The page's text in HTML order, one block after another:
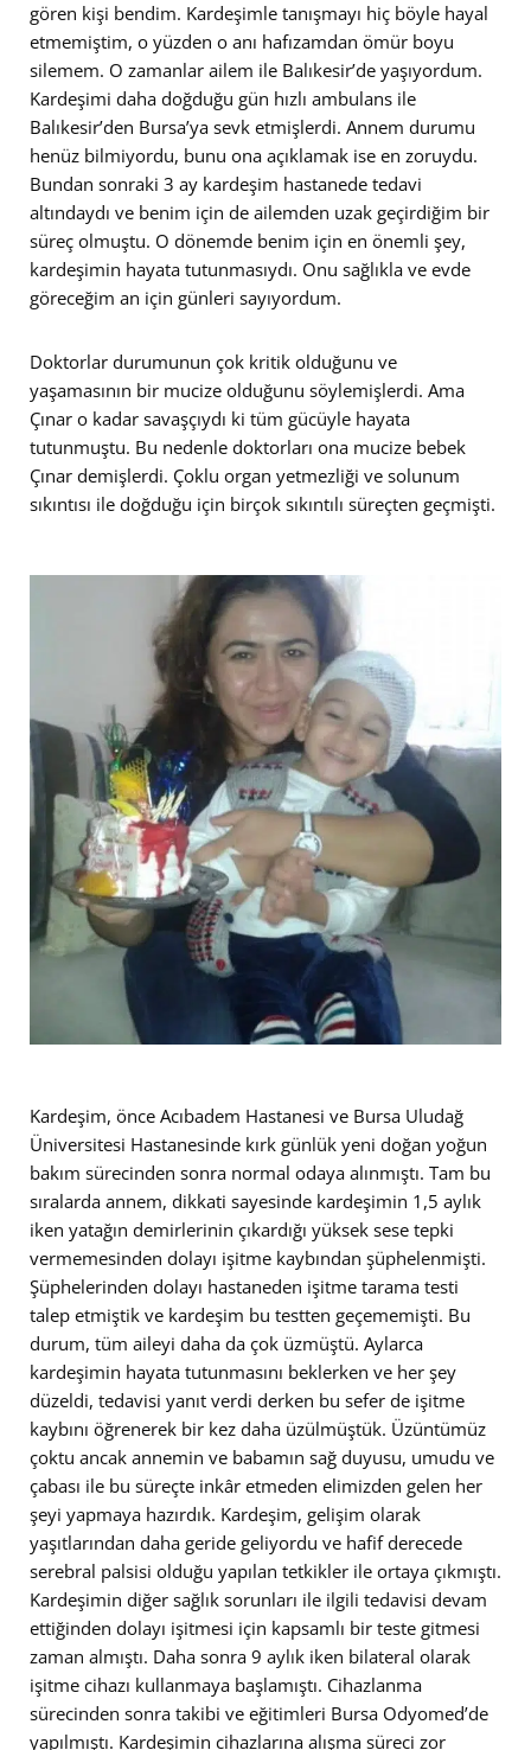
gören kişi bendim. Kardeşimle tanışmayı hiç böyle hayal
etmemiştim, o yüzden o anı hafızamdan ömür boyu
silemem. O zamanlar ailem ile Balıkesir’de yaşıyordum.
Kardeşimi daha doğduğu gün hızlı ambulans ile
Balıkesir’den Bursa’ya sevk etmişlerdi. Annem durumu
henüz bilmiyordu, bunu ona açıklamak ise en zoruydu.
Bundan sonraki 3 ay kardeşim hastanede tedavi
altındaydı ve benim için de ailemden uzak geçirdiğim bir
süreç olmuştu. O dönemde benim için en önemli şey,
kardeşimin hayata tutunmasıydı. Onu sağlıkla ve evde
göreceğim an için günleri sayıyordum.
Doktorlar durumunun çok kritik olduğunu ve
yaşamasının bir mucize olduğunu söylemişlerdi. Ama
Çınar o kadar savaşçıydı ki tüm gücüyle hayata
tutunmuştu. Bu nedenle doktorları ona mucize bebek
Çınar demişlerdi. Çoklu organ yetmezliği ve solunum
sıkıntısı ile doğduğu için birçok sıkıntılı süreçten geçmişti.
Kardeşim, önce Acıbadem Hastanesi ve Bursa Uludağ
Üniversitesi Hastanesinde kırk günlük yeni doğan yoğun
bakım sürecinden sonra normal odaya alınmıştı. Tam bu
sıralarda annem, dikkati sayesinde kardeşimin 1,5 aylık
iken yatağın demirlerinin çıkardığı yüksek sese tepki
vermemesinden dolayı işitme kaybından şüphelenmişti.
Şüphelerinden dolayı hastaneden işitme tarama testi
talep etmiştik ve kardeşim bu testten geçememişti. Bu
durum, tüm aileyi daha da çok üzmüştü. Aylarca
kardeşimin hayata tutunmasını beklerken ve her şey
düzeldi, tedavisi yanıt verdi derken bu sefer de işitme
kaybını öğrenerek bir kez daha üzülmüştük. Üzüntümüz
çoktu ancak annemin ve babamın sağ duyusu, umudu ve
çabası ile bu süreçte inkâr etmeden elimizden gelen her
şeyi yapmaya hazırdık. Kardeşim, gelişim olarak
yaşıtlarından daha geride geliyordu ve hafif derecede
serebral palsisi olduğu yapılan tetkikler ile ortaya çıkmıştı.
Kardeşimin diğer sağlık sorunları ile ilgili tedavisi devam
ettiğinden dolayı işitmesi için kapsamlı bir teste gitmesi
zaman almıştı. Daha sonra 9 aylık iken bilateral olarak
işitme cihazı kullanmaya başlamıştı. Cihazlanma
sürecinden sonra takibi ve eğitimleri Bursa Odyomed’de
yapılmıştı. Kardeşimin cihazlarına alışma süreci zor